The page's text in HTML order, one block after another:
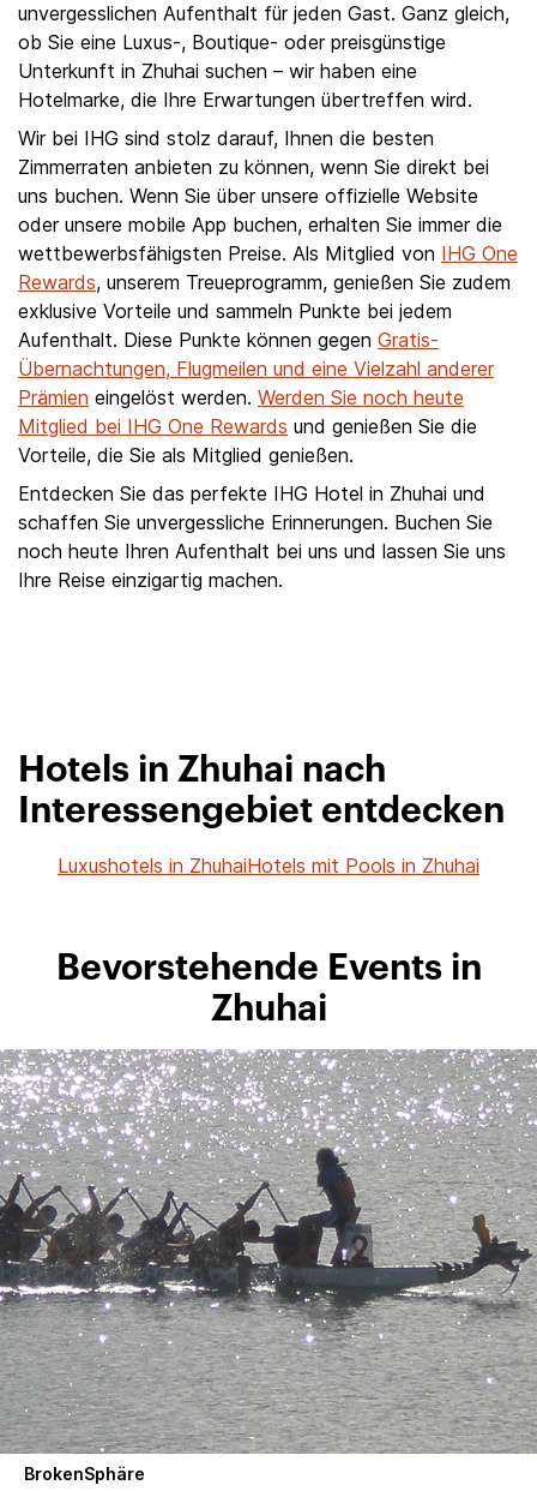
unvergesslichen Aufenthalt für jeden Gast. Ganz gleich,
ob Sie eine Luxus-, Boutique- oder preisgünstige
Unterkunft in Zhuhai suchen – wir haben eine
Hotelmarke, die Ihre Erwartungen übertreffen wird.
Wir bei IHG sind stolz darauf, Ihnen die besten
Zimmerraten anbieten zu können, wenn Sie direkt bei
uns buchen. Wenn Sie über unsere offizielle Website
oder unsere mobile App buchen, erhalten Sie immer die
wettbewerbsfähigsten Preise. Als Mitglied von IHG One
Rewards, unserem Treueprogramm, genießen Sie zudem
exklusive Vorteile und sammeln Punkte bei jedem
Aufenthalt. Diese Punkte können gegen Gratis-
Übernachtungen, Flugmeilen und eine Vielzahl anderer
Prämien eingelöst werden. Werden Sie noch heute
Mitglied bei IHG One Rewards und genießen Sie die
Vorteile, die Sie als Mitglied genießen.
Entdecken Sie das perfekte IHG Hotel in Zhuhai und
schaffen Sie unvergessliche Erinnerungen. Buchen Sie
noch heute Ihren Aufenthalt bei uns und lassen Sie uns
Ihre Reise einzigartig machen.
Hotels in Zhuhai nach
Interessengebiet entdecken
Luxushotels in ZhuhaiHotels mit Pools in Zhuhai
Bevorstehende Events in
Zhuhai
BrokenSphäre